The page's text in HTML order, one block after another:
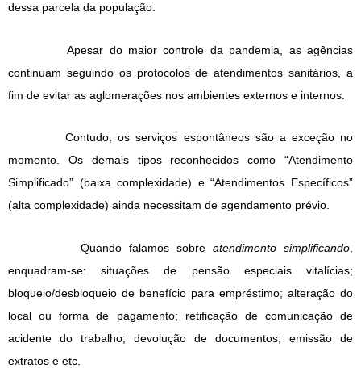
dessa parcela da população.
Apesar do maior controle da pandemia, as agências
continuam seguindo os protocolos de atendimentos sanitários, a
fim de evitar as aglomerações nos ambientes externos e internos.
Contudo, os serviços espontâneos são a exceção no
momento. Os demais tipos reconhecidos como “Atendimento
Simplificado” (baixa complexidade) e “Atendimentos Específicos”
(alta complexidade) ainda necessitam de agendamento prévio.
Quando falamos sobre atendimento simplificando
enquadram-se: situações de pensão especiais vitalícias;
bloqueio/desbloqueio de benefício para empréstimo; alteração do
local ou forma de pagamento; retificação de comunicação de
acidente do trabalho; devolução de documentos; emissão de
extratos e etc.